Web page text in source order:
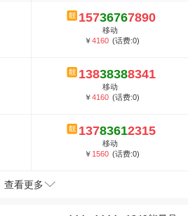
15736767890
移动
￥4160 (话费:0)
13838388341
移动
￥4160 (话费:0)
13783612315
移动
￥ 1560 (话费:0)
查看更多